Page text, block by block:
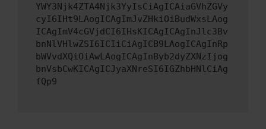
YWY3Njk4ZTA4Njk3YyIsCiAgICAiaGVhZGVy
cyI6IHt9LAogICAgImJvZHkiOiBudWxsLAog
ICAgImV4cGVjdCI6IHsKICAgICAgInJlc3Bv
bnNlVHlwZSI6ICIiCiAgICB9LAogICAgInRp
bWVvdXQiOiAwLAogICAgInByb2dyZXNzIjog
bnVsbCwKICAgICJyaXNreSI6IGZhbHNlCiAg
fQp9